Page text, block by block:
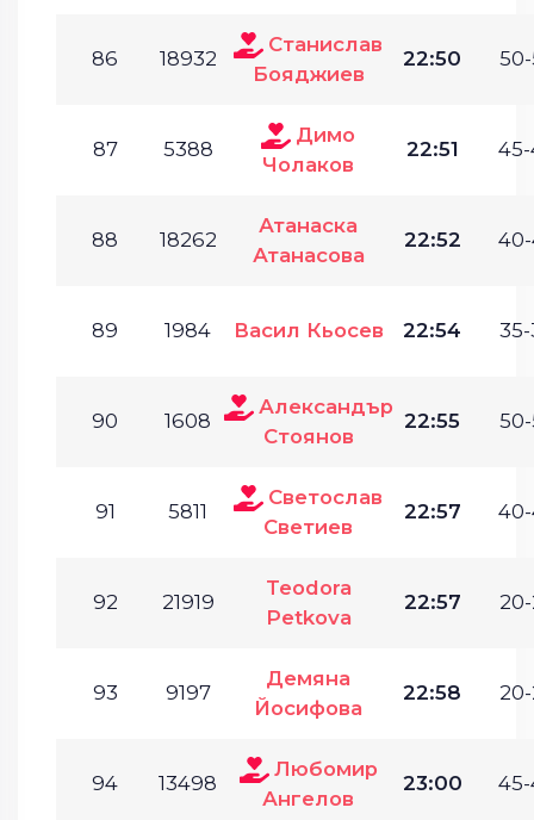
86 18932
Станислав
Бояджиев
22:50 50-
87 5388
Димо
Чолаков
22:51 45-
88 18262
Атанаска
Атанасова
22:52 40-
89 1984 Васил Кьосев 22:54 35-
90 1608
Александър
Стоянов
22:55 50-
91 5811
Светослав
Светиев
22:57 40-
92 21919
Teodora
Petkova
22:57 20-
93 9197
Демяна
Йосифова
22:58 20-
94 13498
Любомир
Ангелов
23:00 45-